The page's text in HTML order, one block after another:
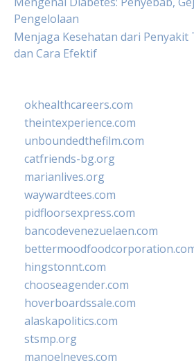
Pengelolaan
Menjaga Kesehatan dari Penyakit
dan Cara Efektif
okhealthcareers.com
theintexperience.com
unboundedthefilm.com
catfriends-bg.org
marianlives.org
waywardtees.com
pidfloorsexpress.com
bancodevenezuelaen.com
hingstonnt.com
chooseagender.com
hoverboardssale.com
alaskapolitics.com
stsmp.org
manoelneves.com